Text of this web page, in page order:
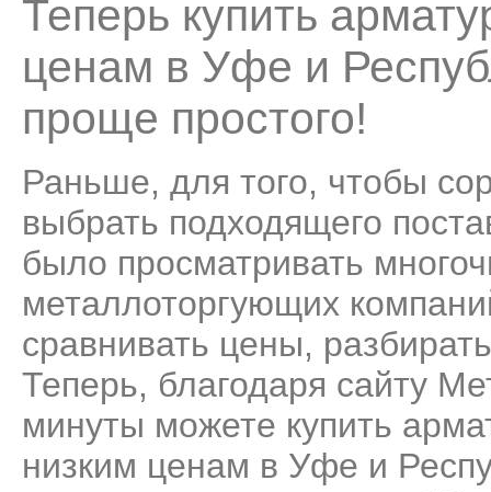
Теперь купить
ценам в Уфе и
проще простого!
Раньше, для того, чтобы
выбрать подходящего
было просматривать
металлоторгующих
сравнивать цены,
Теперь, благодаря сайту
минуты можете купить
низким ценам в Уфе и